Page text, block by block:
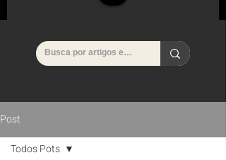
Post
Todos Pots